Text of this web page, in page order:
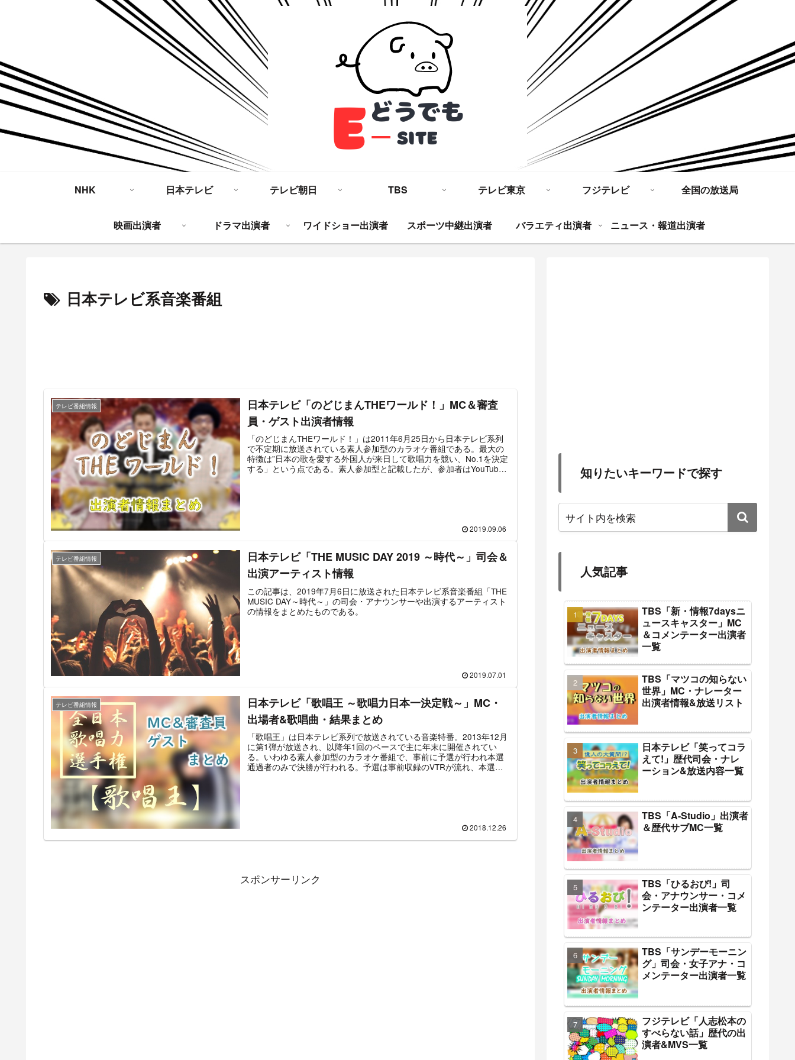
NHK 日本テレビ テレビ朝日 TBS テレビ東京 フジテレビ 全国の放送局
映画出演者 ドラマ出演者 ワイドショー出演者 スポーツ中継出演者 バラエティ出演者 ニュース・報道出演者
日本テレビ系音楽番組
テレビ番組情報
日本テレビ「のどじまんTHEワールド！」MC＆審査
員・ゲスト出演者情報
「のどじまんTHEワールド！」は2011年6月25日から日本テレビ系列
で不定期に放送されている素人参加型のカラオケ番組である。最大の
特徴は”日本の歌を愛する外国人が来日して歌唱力を競い、No.1を決定
する」という点である。素人参加型と記載したが、参加者はYouTube
のペースで放送されていたが、最新の放送は2019年9月11日の「のど
る。この記事では「のどじまんTHEワールド！」のMCやナレーション
など主な出演者、その他ゲストや審査員など主要な人物の情報をまと
めている。
2019.09.06
テレビ番組情報
日本テレビ「THE MUSIC DAY 2019 ～時代～」司会＆
出演アーティスト情報
この記事は、2019年7月6日に放送された日本テレビ系音楽番組「THE
MUSIC DAY～時代～」の司会・アナウンサーや出演するアーティスト
の情報をまとめたものである。
2019.07.01
テレビ番組情報
日本テレビ「歌唱王 ～歌唱力日本一決定戦～」MC・
出場者&歌唱曲・結果まとめ
「歌唱王」は日本テレビ系列で放送されている音楽特番。2013年12月
に第1弾が放送され、以降年1回のペースで主に年末に開催されてい
る。いわゆる素人参加型のカラオケ番組で、事前に予選が行われ本選
通過者のみで決勝が行われる。予選は事前収録のVTRが流れ、本選部
いる。また、生放送を基本としていた番組だが2020年と同様に2021年
も決勝戦を事前収録する対応が行われた。
2018.12.26
スポンサーリンク
知りたいキーワードで探す
人気記事
TBS「新・情報7daysニ
ュースキャスター」MC
＆コメンテーター出演者
一覧
TBS「マツコの知らない
世界」MC・ナレーター
出演者情報&放送リスト
日本テレビ「笑ってコラ
えて!」歴代司会・ナレ
ーション&放送内容一覧
TBS「A-Studio」出演者
＆歴代サブMC一覧
TBS「ひるおび!」司
会・アナウンサー・コメ
ンテーター出演者一覧
TBS「サンデーモーニン
グ」司会・女子アナ・コ
メンテーター出演者一覧
フジテレビ「人志松本の
すべらない話」歴代の出
演者&MVS一覧